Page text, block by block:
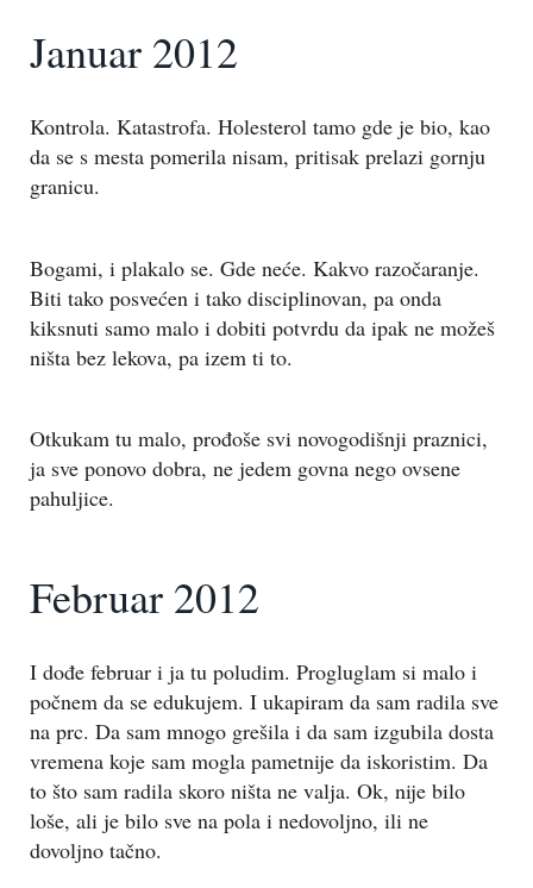
Januar 2012
Kontrola. Katastrofa. Holesterol tamo gde je bio, kao
da se s mesta pomerila nisam, pritisak prelazi gornju
granicu.
Bogami, i plakalo se. Gde neće. Kakvo razočaranje.
Biti tako posvećen i tako disciplinovan, pa onda
kiksnuti samo malo i dobiti potvrdu da ipak ne možeš
ništa bez lekova, pa izem ti to.
Otkukam tu malo, prođoše svi novogodišnji praznici,
ja sve ponovo dobra, ne jedem govna nego ovsene
pahuljice.
Februar 2012
I dođe februar i ja tu poludim. Progluglam si malo i
počnem da se edukujem. I ukapiram da sam radila sve
na prc. Da sam mnogo grešila i da sam izgubila dosta
vremena koje sam mogla pametnije da iskoristim. Da
to što sam radila skoro ništa ne valja. Ok, nije bilo
loše, ali je bilo sve na pola i nedovoljno, ili ne
dovoljno tačno.